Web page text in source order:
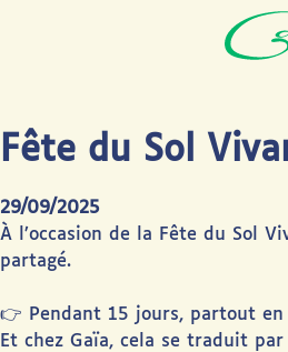
Fête du Sol
29/09/2025
À l’occasion de la Fête du Sol
partagé.
👉 Pendant 15 jours, partout en
Et chez Gaïa, cela se traduit